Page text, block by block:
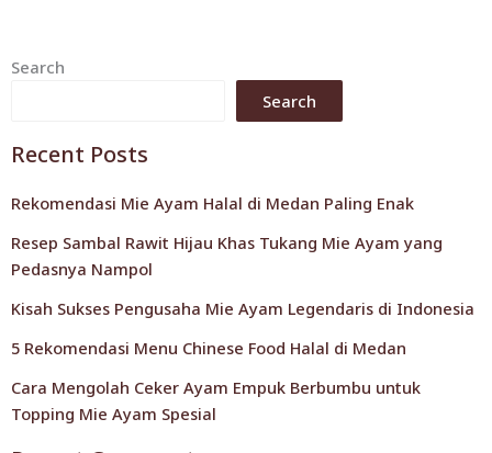
Search
Search
Recent Posts
Rekomendasi Mie Ayam Halal di Medan Paling Enak
Resep Sambal Rawit Hijau Khas Tukang Mie Ayam yang
Pedasnya Nampol
Kisah Sukses Pengusaha Mie Ayam Legendaris di Indonesia
5 Rekomendasi Menu Chinese Food Halal di Medan
Cara Mengolah Ceker Ayam Empuk Berbumbu untuk
Topping Mie Ayam Spesial